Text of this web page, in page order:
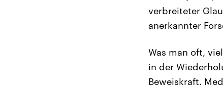
verbreiteter
anerkannter
Was man oft,
in der
Beweiskraft.